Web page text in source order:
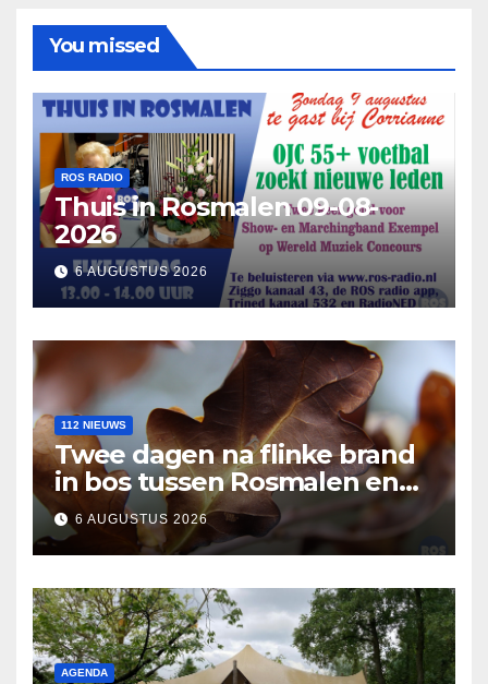
You missed
ROS RADIO
Thuis in Rosmalen 09-08-
2026
6 AUGUSTUS 2026
112 NIEUWS
Twee dagen na flinke brand
in bos tussen Rosmalen en
Nuland
6 AUGUSTUS 2026
AGENDA